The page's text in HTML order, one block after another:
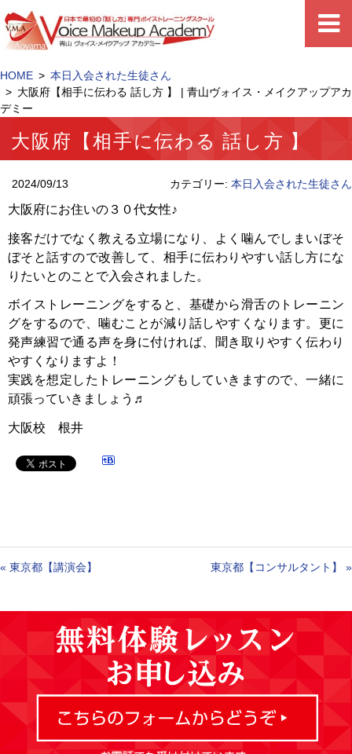
HOME
本日入会された生徒さん
大阪府【相手に伝わる 話し方 】 | 青山ヴォイス・メイクアップアカ
デミー
大阪府【相手に伝わる 話し方 】
2024/09/13 カテゴリー: 本日入会された生徒さん
大阪府にお住いの３０代女性♪
接客だけでなく教える立場になり、よく噛んでしまいぼそ
ぼそと話すので改善して、相手に伝わりやすい話し方にな
りたいとのことで入会されました。
ボイストレーニングをすると、基礎から滑舌のトレーニン
グをするので、噛むことが減り話しやすくなります。更に
発声練習で通る声を身に付ければ、聞き取りやすく伝わり
やすくなりますよ！
実践を想定したトレーニングもしていきますので、一緒に
頑張っていきましょう♬
大阪校 根井
« 東京都【講演会】 東京都【コンサルタント】 »